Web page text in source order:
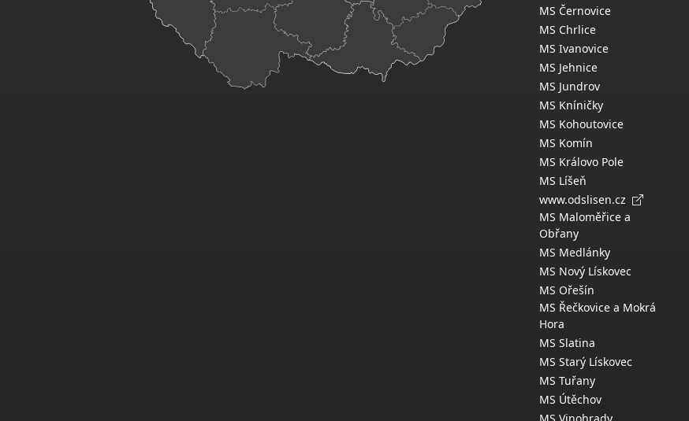
MS Černovice
MS Chrlice
MS Ivanovice
MS Jehnice
MS Jundrov
MS Kníničky
MS Kohoutovice
MS Komín
MS Královo Pole
MS Líšeň
www.odslisen.cz
MS Maloměřice a
Obřany
MS Medlánky
MS Nový Lískovec
MS Ořešín
MS Řečkovice a Mokrá
Hora
MS Slatina
MS Starý Lískovec
MS Tuřany
MS Útěchov